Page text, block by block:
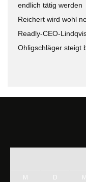
endlich tätig werden
Reichert wird wohl
Readly-CEO-
Ohligschläger steigt
M D M